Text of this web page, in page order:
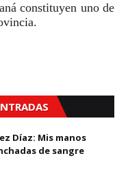
constituyen uno de
Díaz: Mis manos
de sangre